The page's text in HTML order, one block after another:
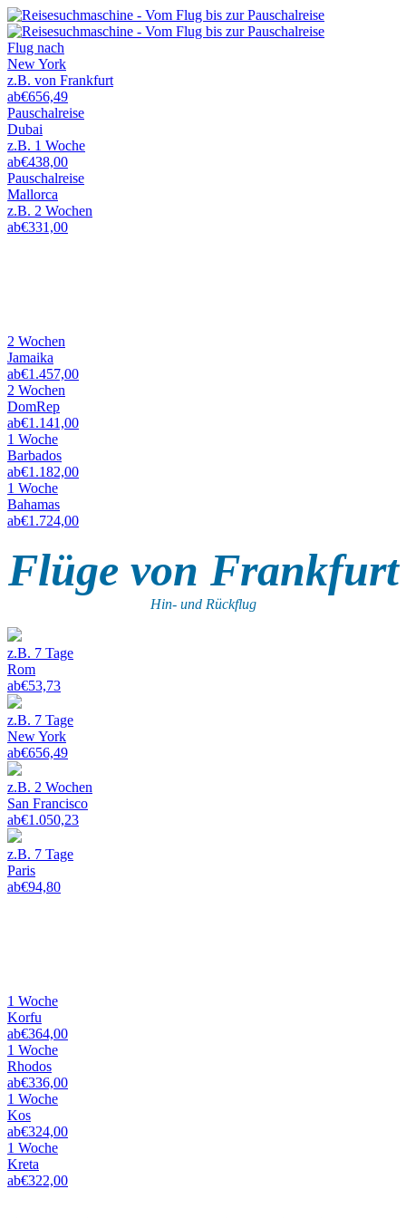
Flug nach
New York
z.B. von Frankfurt
ab€656,49
Pauschalreise
Dubai
z.B. 1 Woche
ab€438,00
Pauschalreise
Mallorca
z.B. 2 Wochen
ab€331,00
2 Wochen
Jamaika
ab€1.457,00
2 Wochen
DomRep
ab€1.141,00
1 Woche
Barbados
ab€1.182,00
1 Woche
Bahamas
ab€1.724,00
Flüge von Frankfurt
Hin- und Rückflug
z.B. 7 Tage
Rom
ab€53,73
z.B. 7 Tage
New York
ab€656,49
z.B. 2 Wochen
San Francisco
ab€1.050,23
z.B. 7 Tage
Paris
ab€94,80
1 Woche
Korfu
ab€364,00
1 Woche
Rhodos
ab€336,00
1 Woche
Kos
ab€324,00
1 Woche
Kreta
ab€322,00